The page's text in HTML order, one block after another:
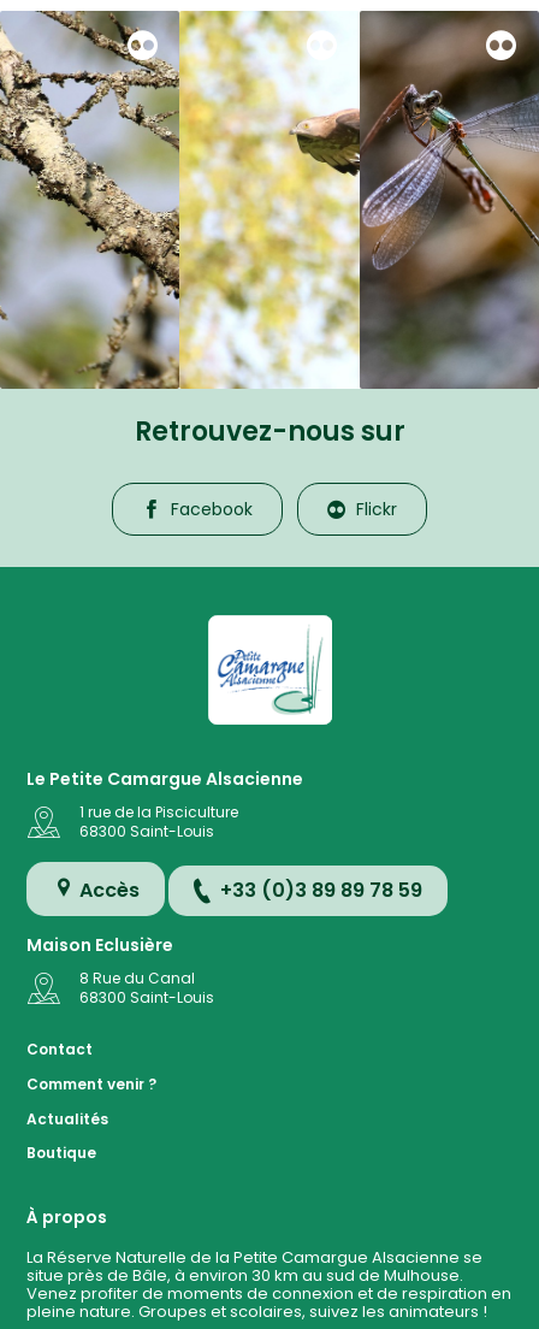
Retrouvez-nous sur
Facebook Flickr
La Petite Camargue
Le Petite Camargue Alsacienne
1 rue de la Pisciculture
68300 Saint-Louis
Accès +33 (0)3 89 89 78 59
Maison Eclusière
8 Rue du Canal
68300 Saint-Louis
Contact
Comment venir ?
Actualités
Boutique
À propos
La Réserve Naturelle de la Petite Camargue Alsacienne se
situe près de Bâle, à environ 30 km au sud de Mulhouse.
Venez profiter de moments de connexion et de respiration en
pleine nature. Groupes et scolaires, suivez les animateurs !
Contact